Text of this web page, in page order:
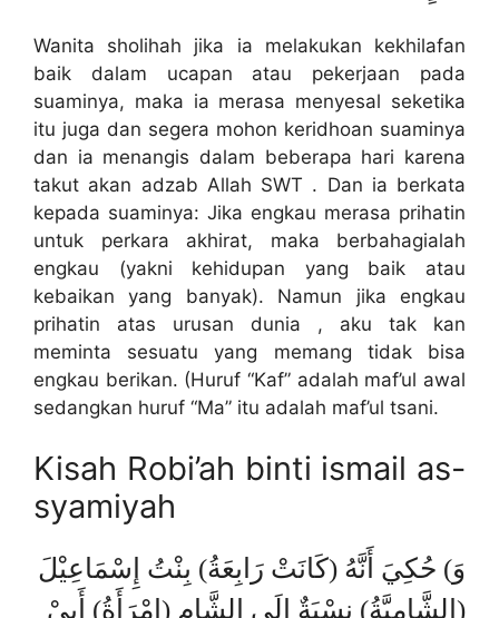
Wanita sholihah jika ia melakukan kekhilafan
baik dalam ucapan atau pekerjaan pada
suaminya, maka ia merasa menyesal seketika
itu juga dan segera mohon keridhoan suaminya
dan ia menangis dalam beberapa hari karena
takut akan adzab Allah SWT . Dan ia berkata
kepada suaminya: Jika engkau merasa prihatin
untuk perkara akhirat, maka berbahagialah
engkau (yakni kehidupan yang baik atau
kebaikan yang banyak). Namun jika engkau
prihatin atas urusan dunia , aku tak kan
meminta sesuatu yang memang tidak bisa
engkau berikan. (Huruf “Kaf” adalah maf’ul awal
sedangkan huruf “Ma” itu adalah maf’ul tsani.
Kisah Robi’ah binti ismail as-
syamiyah
وَ) حُكِيَ أَنَّهُ (كَانَتْ رَابِعَةُ) بِنْتُ إِسْمَاعِيْلَ
(الشَّامِيَّةُ) نِسْبَةٌ إِلَى الشَّامِ (امْرَأَةُ) أَبِيْ